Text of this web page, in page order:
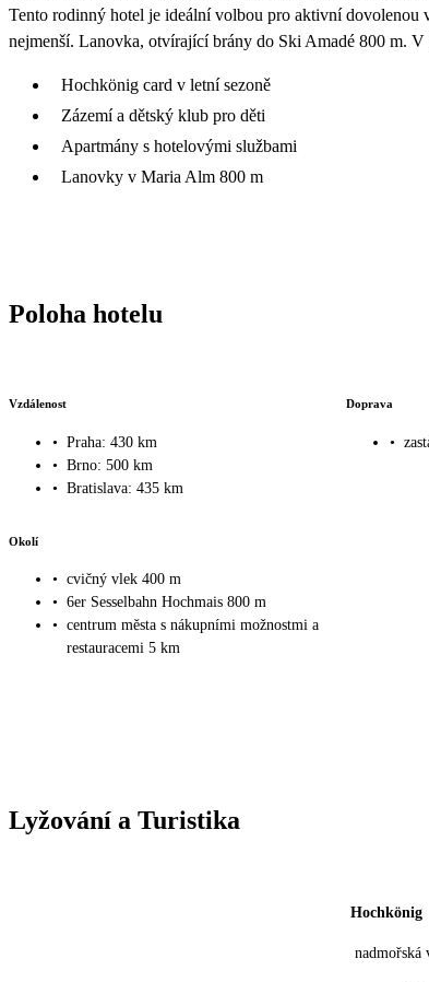
Tento rodinný hotel je ideální volbou pro aktivní dovolenou
nejmenší. Lanovka, otvírající brány do Ski Amadé 800 m.
Hochkönig card v letní sezoně
Zázemí a dětský klub pro děti
Apartmány s hotelovými službami
Lanovky v Maria Alm 800 m
Poloha hotelu
Vzdálenost
• Praha: 430 km
• Brno: 500 km
• Bratislava: 435 km
Doprava
•
Okolí
• cvičný vlek 400 m
• 6er Sesselbahn Hochmais 800 m
• centrum města s nákupními možnostmi a
restauracemi 5 km
Lyžování a Turistika
Hochkönig
nadmořská